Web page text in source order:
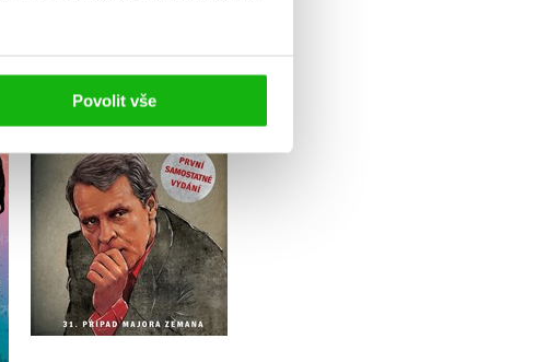
Povolit vše
Zločin na zámku
Jiří Procházka
Do košíku
249 Kč
199 Kč